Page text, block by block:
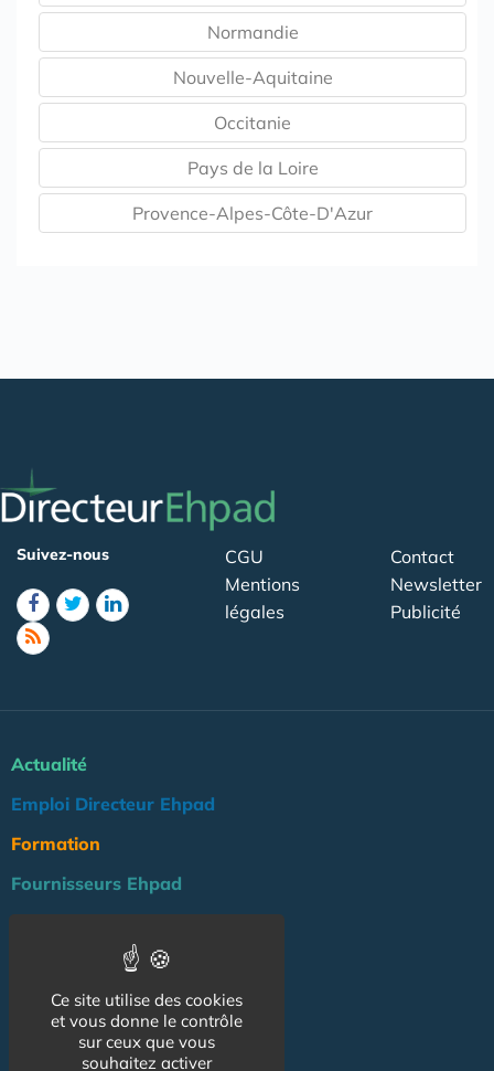
Normandie
Nouvelle-Aquitaine
Occitanie
Pays de la Loire
Provence-Alpes-Côte-D'Azur
Suivez-nous
CGU
Mentions
légales
Contact
Newsletter
Publicité
Actualité
Emploi Directeur Ehpad
Formation
Fournisseurs Ehpad
Réglementation
Outils
Groupe Maison de Retraite
Ce site utilise des cookies
et vous donne le contrôle
sur ceux que vous
souhaitez activer